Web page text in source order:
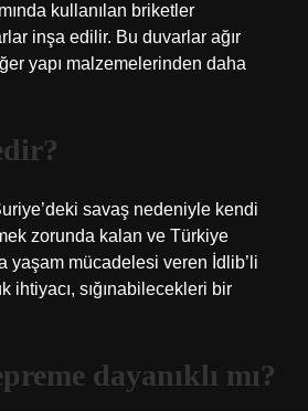
kullanılan briketler
inşa edilir. Bu duvarlar ağır
yapı malzemelerinden daha
savaş nedeniyle kendi
zorunda kalan ve Türkiye
yaşam mücadelesi veren İdlib’li
ihtiyacı, sığınabilecekleri bir
dayanıklı mı?